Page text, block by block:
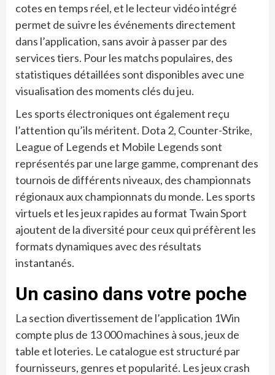
cotes en temps réel, et le lecteur vidéo intégré
permet de suivre les événements directement
dans l’application, sans avoir à passer par des
services tiers. Pour les matchs populaires, des
statistiques détaillées sont disponibles avec une
visualisation des moments clés du jeu.
Les sports électroniques ont également reçu
l’attention qu’ils méritent. Dota 2, Counter-Strike,
League of Legends et Mobile Legends sont
représentés par une large gamme, comprenant des
tournois de différents niveaux, des championnats
régionaux aux championnats du monde. Les sports
virtuels et les jeux rapides au format Twain Sport
ajoutent de la diversité pour ceux qui préfèrent les
formats dynamiques avec des résultats
instantanés.
Un casino dans votre poche
La section divertissement de l’application 1Win
compte plus de 13 000 machines à sous, jeux de
table et loteries. Le catalogue est structuré par
fournisseurs, genres et popularité. Les jeux crash